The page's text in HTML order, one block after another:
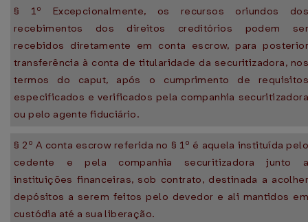
§ 1º Excepcionalmente, os recursos oriundos dos
recebimentos dos direitos creditórios podem ser
recebidos diretamente em conta escrow, para posterior
transferência à conta de titularidade da securitizadora, nos
termos do caput, após o cumprimento de requisitos
especificados e verificados pela companhia securitizadora
ou pelo agente fiduciário.
§ 2º A conta escrow referida no § 1º é aquela instituída pelo
cedente e pela companhia securitizadora junto a
instituições financeiras, sob contrato, destinada a acolher
depósitos a serem feitos pelo devedor e ali mantidos em
custódia até a sua liberação.